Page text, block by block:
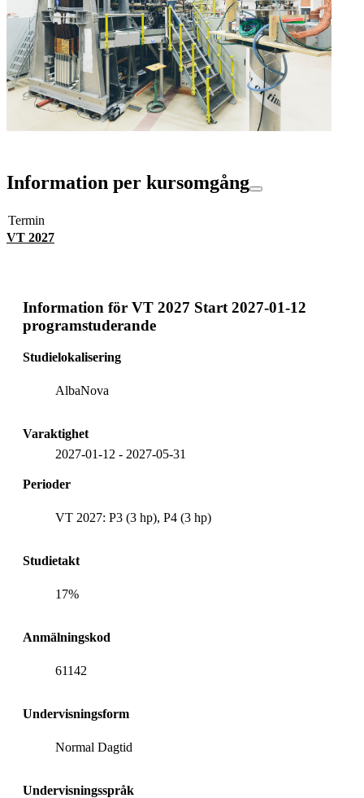
Information per kursomgång
Termin
VT 2027
Information för VT 2027 Start 2027-01-12
programstuderande
Studielokalisering
AlbaNova
Varaktighet
2027-01-12 - 2027-05-31
Perioder
VT 2027: P3 (3 hp), P4 (3 hp)
Studietakt
17%
Anmälningskod
61142
Undervisningsform
Normal Dagtid
Undervisningsspråk